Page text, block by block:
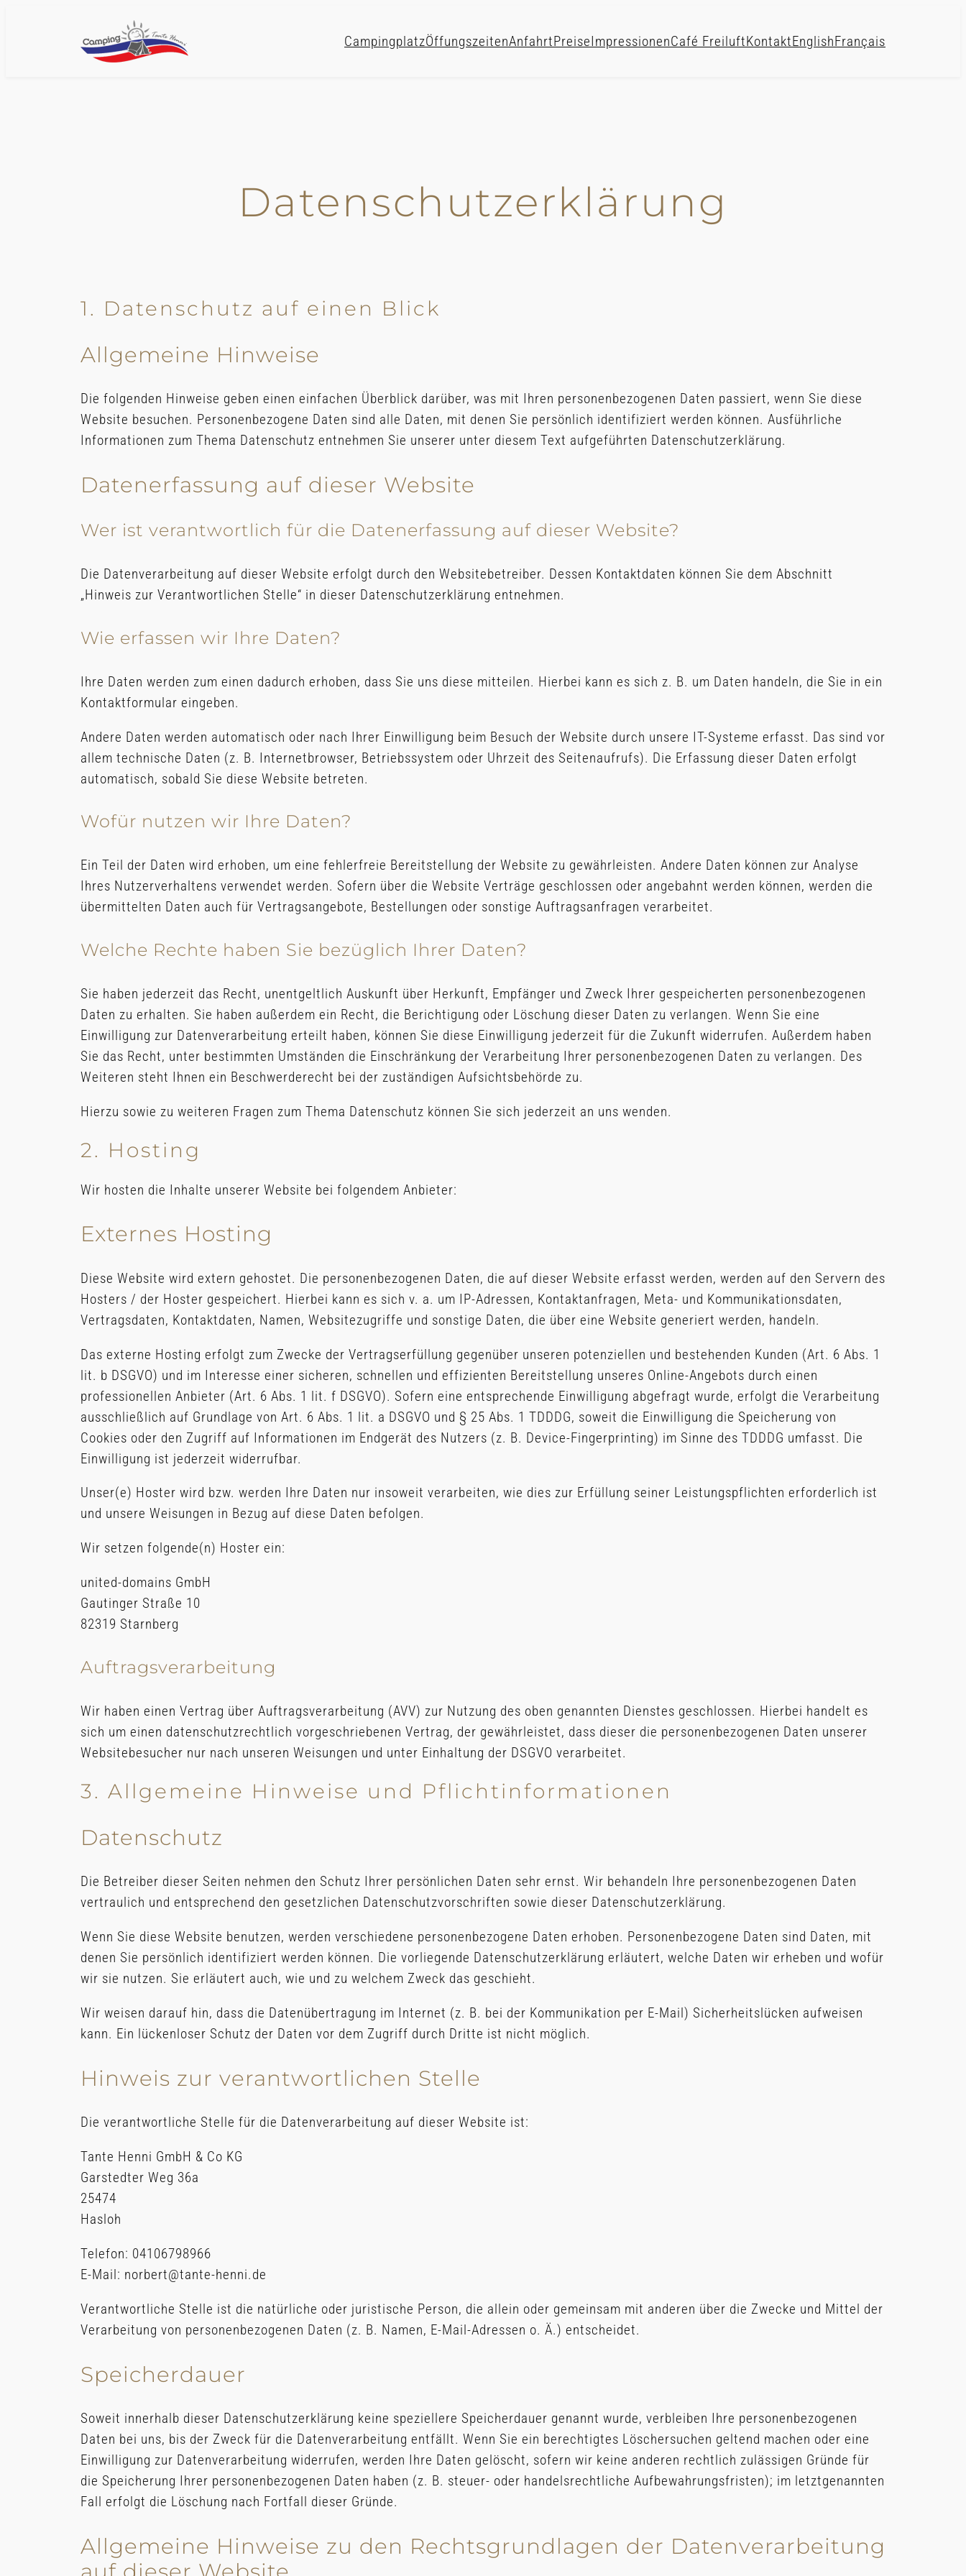
CampingplatzÖffungszeitenAnfahrtPreiseImpressionenCafé FreiluftKontaktEnglishFrançais
Datenschutz­erklärung
1. Datenschutz auf einen Blick
Allgemeine Hinweise
Die folgenden Hinweise geben einen einfachen Überblick darüber, was mit Ihren personenbezogenen Daten passiert, wenn Sie diese
Website besuchen. Personenbezogene Daten sind alle Daten, mit denen Sie persönlich identifiziert werden können. Ausführliche
Informationen zum Thema Datenschutz entnehmen Sie unserer unter diesem Text aufgeführten Datenschutzerklärung.
Datenerfassung auf dieser Website
Wer ist verantwortlich für die Datenerfassung auf dieser Website?
Die Datenverarbeitung auf dieser Website erfolgt durch den Websitebetreiber. Dessen Kontaktdaten können Sie dem Abschnitt
„Hinweis zur Verantwortlichen Stelle“ in dieser Datenschutzerklärung entnehmen.
Wie erfassen wir Ihre Daten?
Ihre Daten werden zum einen dadurch erhoben, dass Sie uns diese mitteilen. Hierbei kann es sich z. B. um Daten handeln, die Sie in ein
Kontaktformular eingeben.
Andere Daten werden automatisch oder nach Ihrer Einwilligung beim Besuch der Website durch unsere IT-Systeme erfasst. Das sind vor
allem technische Daten (z. B. Internetbrowser, Betriebssystem oder Uhrzeit des Seitenaufrufs). Die Erfassung dieser Daten erfolgt
automatisch, sobald Sie diese Website betreten.
Wofür nutzen wir Ihre Daten?
Ein Teil der Daten wird erhoben, um eine fehlerfreie Bereitstellung der Website zu gewährleisten. Andere Daten können zur Analyse
Ihres Nutzerverhaltens verwendet werden. Sofern über die Website Verträge geschlossen oder angebahnt werden können, werden die
übermittelten Daten auch für Vertragsangebote, Bestellungen oder sonstige Auftragsanfragen verarbeitet.
Welche Rechte haben Sie bezüglich Ihrer Daten?
Sie haben jederzeit das Recht, unentgeltlich Auskunft über Herkunft, Empfänger und Zweck Ihrer gespeicherten personenbezogenen
Daten zu erhalten. Sie haben außerdem ein Recht, die Berichtigung oder Löschung dieser Daten zu verlangen. Wenn Sie eine
Einwilligung zur Datenverarbeitung erteilt haben, können Sie diese Einwilligung jederzeit für die Zukunft widerrufen. Außerdem haben
Sie das Recht, unter bestimmten Umständen die Einschränkung der Verarbeitung Ihrer personenbezogenen Daten zu verlangen. Des
Weiteren steht Ihnen ein Beschwerderecht bei der zuständigen Aufsichtsbehörde zu.
Hierzu sowie zu weiteren Fragen zum Thema Datenschutz können Sie sich jederzeit an uns wenden.
2. Hosting
Wir hosten die Inhalte unserer Website bei folgendem Anbieter:
Externes Hosting
Diese Website wird extern gehostet. Die personenbezogenen Daten, die auf dieser Website erfasst werden, werden auf den Servern des
Hosters / der Hoster gespeichert. Hierbei kann es sich v. a. um IP-Adressen, Kontaktanfragen, Meta- und Kommunikationsdaten,
Vertragsdaten, Kontaktdaten, Namen, Websitezugriffe und sonstige Daten, die über eine Website generiert werden, handeln.
Das externe Hosting erfolgt zum Zwecke der Vertragserfüllung gegenüber unseren potenziellen und bestehenden Kunden (Art. 6 Abs. 1
lit. b DSGVO) und im Interesse einer sicheren, schnellen und effizienten Bereitstellung unseres Online-Angebots durch einen
professionellen Anbieter (Art. 6 Abs. 1 lit. f DSGVO). Sofern eine entsprechende Einwilligung abgefragt wurde, erfolgt die Verarbeitung
ausschließlich auf Grundlage von Art. 6 Abs. 1 lit. a DSGVO und § 25 Abs. 1 TDDDG, soweit die Einwilligung die Speicherung von
Cookies oder den Zugriff auf Informationen im Endgerät des Nutzers (z. B. Device-Fingerprinting) im Sinne des TDDDG umfasst. Die
Einwilligung ist jederzeit widerrufbar.
Unser(e) Hoster wird bzw. werden Ihre Daten nur insoweit verarbeiten, wie dies zur Erfüllung seiner Leistungspflichten erforderlich ist
und unsere Weisungen in Bezug auf diese Daten befolgen.
Wir setzen folgende(n) Hoster ein:
united-domains GmbH
Gautinger Straße 10
82319 Starnberg
Auftragsverarbeitung
Wir haben einen Vertrag über Auftragsverarbeitung (AVV) zur Nutzung des oben genannten Dienstes geschlossen. Hierbei handelt es
sich um einen datenschutzrechtlich vorgeschriebenen Vertrag, der gewährleistet, dass dieser die personenbezogenen Daten unserer
Websitebesucher nur nach unseren Weisungen und unter Einhaltung der DSGVO verarbeitet.
3. Allgemeine Hinweise und Pflicht­informationen
Datenschutz
Die Betreiber dieser Seiten nehmen den Schutz Ihrer persönlichen Daten sehr ernst. Wir behandeln Ihre personenbezogenen Daten
vertraulich und entsprechend den gesetzlichen Datenschutzvorschriften sowie dieser Datenschutzerklärung.
Wenn Sie diese Website benutzen, werden verschiedene personenbezogene Daten erhoben. Personenbezogene Daten sind Daten, mit
denen Sie persönlich identifiziert werden können. Die vorliegende Datenschutzerklärung erläutert, welche Daten wir erheben und wofür
wir sie nutzen. Sie erläutert auch, wie und zu welchem Zweck das geschieht.
Wir weisen darauf hin, dass die Datenübertragung im Internet (z. B. bei der Kommunikation per E-Mail) Sicherheitslücken aufweisen
kann. Ein lückenloser Schutz der Daten vor dem Zugriff durch Dritte ist nicht möglich.
Hinweis zur verantwortlichen Stelle
Die verantwortliche Stelle für die Datenverarbeitung auf dieser Website ist:
Tante Henni GmbH & Co KG
Garstedter Weg 36a
25474
Hasloh
Telefon: 04106798966
E-Mail: norbert@tante-henni.de
Verantwortliche Stelle ist die natürliche oder juristische Person, die allein oder gemeinsam mit anderen über die Zwecke und Mittel der
Verarbeitung von personenbezogenen Daten (z. B. Namen, E-Mail-Adressen o. Ä.) entscheidet.
Speicherdauer
Soweit innerhalb dieser Datenschutzerklärung keine speziellere Speicherdauer genannt wurde, verbleiben Ihre personenbezogenen
Daten bei uns, bis der Zweck für die Datenverarbeitung entfällt. Wenn Sie ein berechtigtes Löschersuchen geltend machen oder eine
Einwilligung zur Datenverarbeitung widerrufen, werden Ihre Daten gelöscht, sofern wir keine anderen rechtlich zulässigen Gründe für
die Speicherung Ihrer personenbezogenen Daten haben (z. B. steuer- oder handelsrechtliche Aufbewahrungsfristen); im letztgenannten
Fall erfolgt die Löschung nach Fortfall dieser Gründe.
Allgemeine Hinweise zu den Rechtsgrundlagen der Datenverarbeitung
auf dieser Website